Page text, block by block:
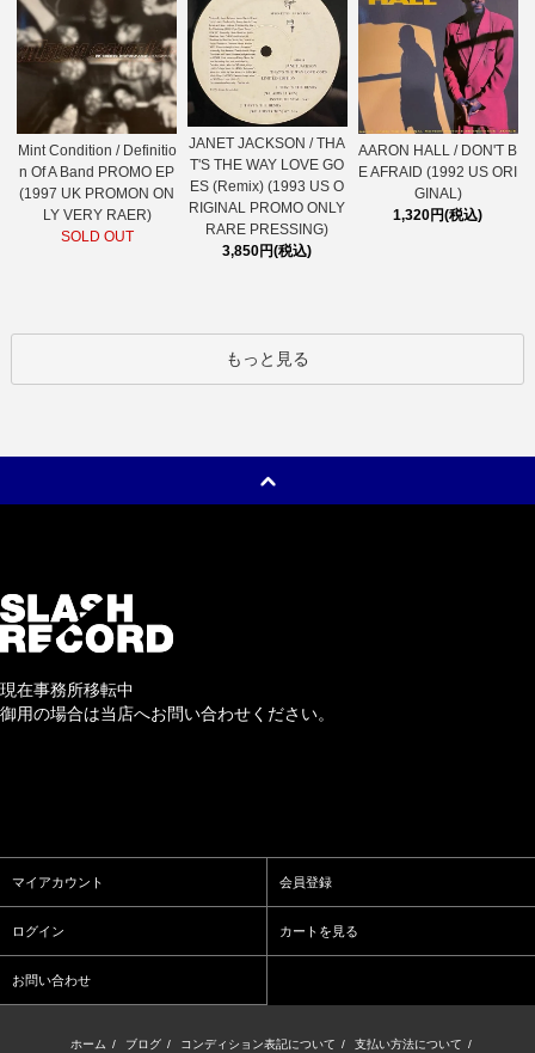
Mint Condition / Definitio
n Of A Band PROMO EP
(1997 UK PROMON ON
LY VERY RAER)
SOLD OUT
JANET JACKSON / THA
T'S THE WAY LOVE GO
ES (Remix) (1993 US O
RIGINAL PROMO ONLY
RARE PRESSING)
3,850円(税込)
AARON HALL / DON'T B
E AFRAID (1992 US ORI
GINAL)
1,320円(税込)
もっと見る
現在事務所移転中
御用の場合は当店へお問い合わせください。
マイアカウント 会員登録
ログイン カートを見る
お問い合わせ
ホーム / ブログ / コンディション表記について / 支払い方法について /